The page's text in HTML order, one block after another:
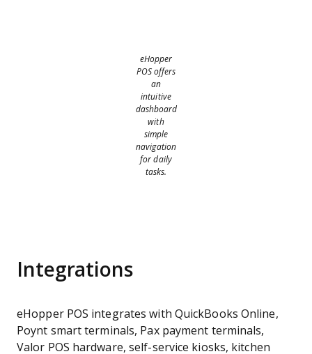
eHopper
POS offers
an
intuitive
dashboard
with
simple
navigation
for daily
tasks.
Integrations
eHopper POS integrates with QuickBooks Online,
Poynt smart terminals, Pax payment terminals,
Valor POS hardware, self-service kiosks, kitchen